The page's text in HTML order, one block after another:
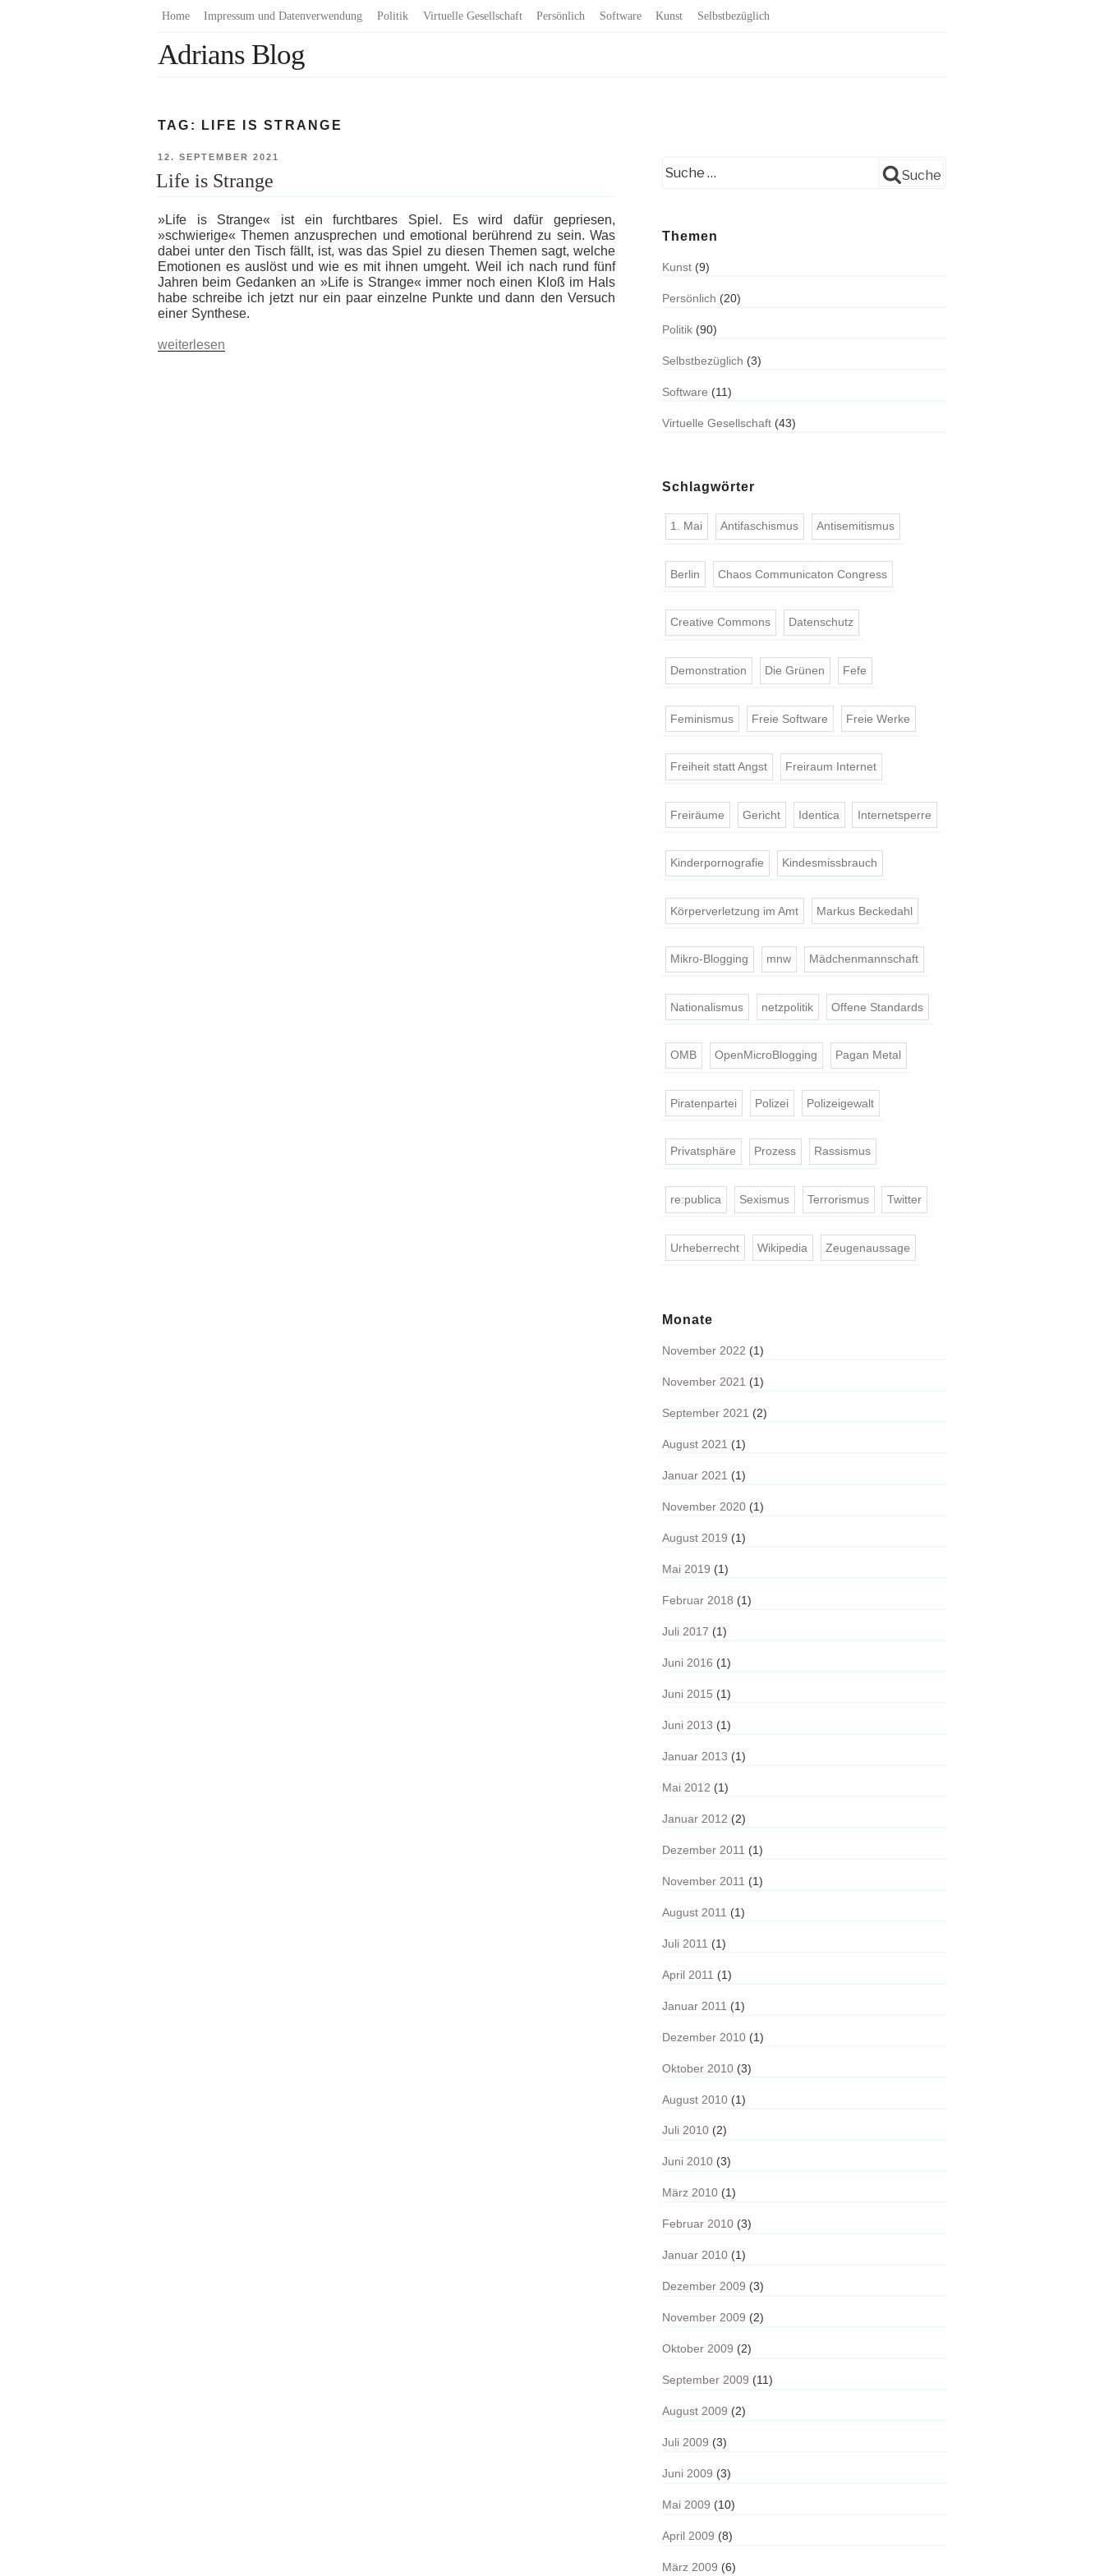
Home Impressum und Datenverwendung Politik Virtuelle Gesellschaft Persönlich Software Kunst Selbstbezüglich
Adrians Blog
TAG: LIFE IS STRANGE
VERÖFFENTLICHT
AM
12. SEPTEMBER 2021
Life is Strange
»Life is Strange« ist ein furchtbares Spiel. Es wird dafür gepriesen,
»schwierige« Themen anzusprechen und emotional berührend zu sein. Was
dabei unter den Tisch fällt, ist, was das Spiel zu diesen Themen sagt, welche
Emotionen es auslöst und wie es mit ihnen umgeht. Weil ich nach rund fünf
Jahren beim Gedanken an »Life is Strange« immer noch einen Kloß im Hals
habe schreibe ich jetzt nur ein paar einzelne Punkte und dann den Versuch
einer Synthese.
„Life
weiterlesen
Suche
Themen
Kunst (9)
Persönlich (20)
Politik (90)
Selbstbezüglich (3)
Software (11)
Virtuelle Gesellschaft (43)
Schlagwörter
1. Mai Antifaschismus Antisemitismus
Berlin Chaos Communicaton Congress
Creative Commons Datenschutz
Demonstration Die Grünen Fefe
Feminismus Freie Software Freie Werke
Freiheit statt Angst Freiraum Internet
Freiräume Gericht Identica Internetsperre
Kinderpornografie Kindesmissbrauch
Körperverletzung im Amt Markus Beckedahl
Mikro-Blogging mnw Mädchenmannschaft
Nationalismus netzpolitik Offene Standards
OMB OpenMicroBlogging Pagan Metal
Piratenpartei Polizei Polizeigewalt
Privatsphäre Prozess Rassismus
re:publica Sexismus Terrorismus Twitter
Urheberrecht Wikipedia Zeugenaussage
Monate
November 2022 (1)
November 2021 (1)
September 2021 (2)
August 2021 (1)
Januar 2021 (1)
November 2020 (1)
August 2019 (1)
Mai 2019 (1)
Februar 2018 (1)
Juli 2017 (1)
Juni 2016 (1)
Juni 2015 (1)
Juni 2013 (1)
Januar 2013 (1)
Mai 2012 (1)
Januar 2012 (2)
Dezember 2011 (1)
November 2011 (1)
August 2011 (1)
Juli 2011 (1)
April 2011 (1)
Januar 2011 (1)
Dezember 2010 (1)
Oktober 2010 (3)
August 2010 (1)
Juli 2010 (2)
Juni 2010 (3)
März 2010 (1)
Februar 2010 (3)
Januar 2010 (1)
Dezember 2009 (3)
November 2009 (2)
Oktober 2009 (2)
September 2009 (11)
August 2009 (2)
Juli 2009 (3)
Juni 2009 (3)
Mai 2009 (10)
April 2009 (8)
März 2009 (6)